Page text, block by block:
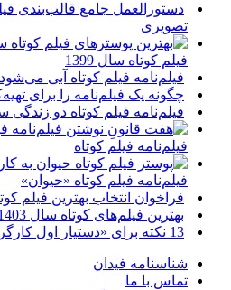
دستورالعمل جامع قالب‌بندی
تصویری
فیلم کوتاه سال 1399
فیلم‌نامه فیلم کوتاه آبی می‌شود
چگونه یک فیلم‌نامه را برای
فیلم‌نامه فیلم کوتاه دو زندگی
فیلم‌نامه فیلم کوتاه
فیلم‌نامه فیلم کوتاه «حیوان»
فراخوان انتخاب بهترین فیلم کوتاه
بهترین فیلم‌های کوتاه سال 1403 به انتخاب فیدان
13 نکته برای «دستیار اول کارگردان» بهتری بودن
شناسنامه فیدان
تماس با ما